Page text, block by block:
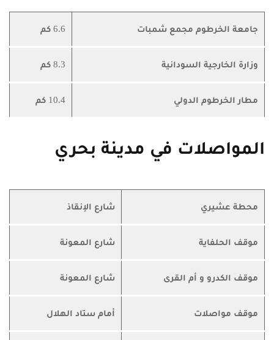
جامعة الخرطوم مجمع شمبات 6.6 كم
وزارة الخارجية السودانية 8.3 كم
مطار الخرطوم الدولي 10.4 كم
المواصلات في مدينة بحري
محطة عشيري شارع الإنقاذ
موقف الحلفاية شارع المعونة
موقف الكدرو و أم القرى شارع المعونة
موقف مواصلات أمام ستاد الهلال